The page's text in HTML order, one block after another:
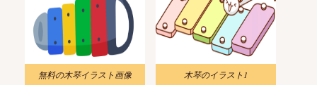
無料の木琴イラスト画像 木琴のイラスト1